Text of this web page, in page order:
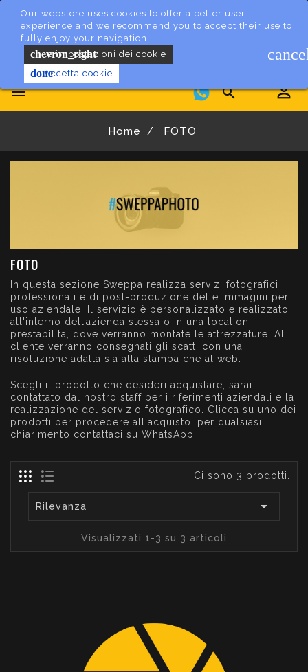
Our webstore uses cookies to offer a better user
experience and we recommend you to accept their use to
fully enjoy your navigation.
chevron_right
le impostazioni dei cookie
doneAccetta cookie
 
Home FOTO
FOTO
In questa sezione Sweppa realizza servizi fotografici
professionali e di post-produzione delle immagini per
uso aziendale. Il servizio è personalizzato e realizzato
all'interno dell’azienda stessa o in una location
prestabilita, dove verranno montate le attrezzature. Al
cliente verranno consegnati gli scatti con una
risoluzione adatta sia alla stampa che al web.
Scegli il prodotto che desideri acquistare, sarai
contattato dal nostro staff per i riferimenti aziendali e la
realizzazione del servizio fotografico. Clicca su uno dei
prodotti per procedere all'acquisto, per qualsiasi
chiarimento contattaci su WhatsApp.
Ci sono 3 prodotti.
Rilevanza 
Visualizzati 1-3 su 3 articoli